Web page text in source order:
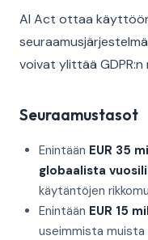
AI Act ottaa
voivat ylittää GDPR:n
Seuraamustasot
Enintään EUR 35
globaalista
käytäntöjen
Enintään EUR 15
useimmista muista